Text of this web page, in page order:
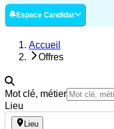
Espace Candidat
Accueil
Offres
Mot clé, métier
Lieu
Lieu